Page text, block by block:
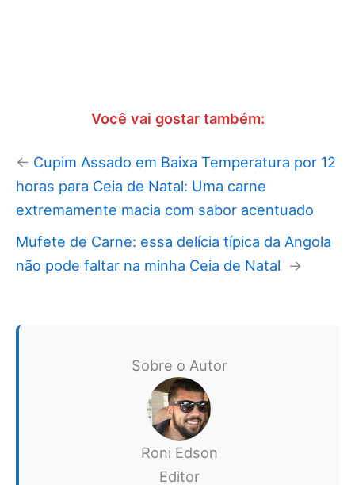
Você vai gostar também:
← Cupim Assado em Baixa Temperatura por 12
horas para Ceia de Natal: Uma carne
extremamente macia com sabor acentuado
Mufete de Carne: essa delícia típica da Angola
não pode faltar na minha Ceia de Natal →
Sobre o Autor
Roni Edson
Editor